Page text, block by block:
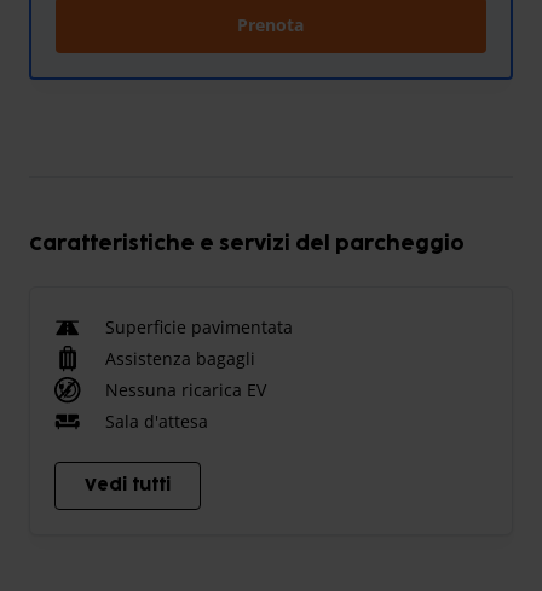
Prenota
Caratteristiche e servizi del parcheggio
Superficie pavimentata
Assistenza bagagli
Nessuna ricarica EV
Sala d'attesa
Vedi tutti